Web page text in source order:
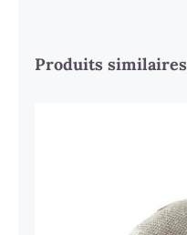
Produits similaires